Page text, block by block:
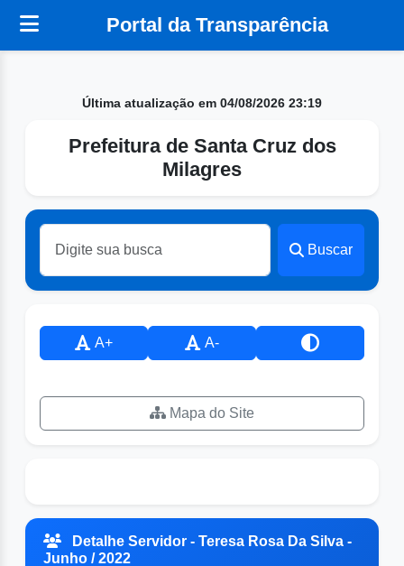
Portal da Transparência
Última atualização em 04/08/2026 23:19
Prefeitura de Santa Cruz dos
Milagres
Buscar
A+ A-
Mapa do Site
Detalhe Servidor - Teresa Rosa Da Silva -
Junho / 2022